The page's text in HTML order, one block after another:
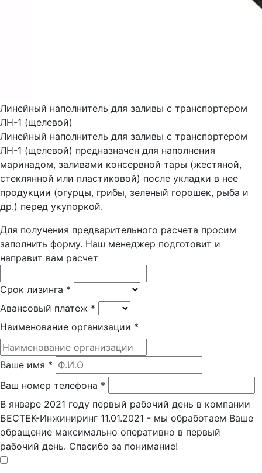
Линейный наполнитель для заливы с транспортером
ЛН-1 (щелевой)
Линейный наполнитель для заливы с транспортером
ЛН-1 (щелевой) предназначен для наполнения
маринадом, заливами консервной тары (жестяной,
стеклянной или пластиковой) после укладки в нее
продукции (огурцы, грибы, зеленый горошек, рыба и
др.) перед укупоркой.
Для получения предварительного расчета просим
заполнить форму. Наш менеджер подготовит и
направит вам расчет
Срок лизинга *
Авансовый платеж *
Наименование организации *
Ваше имя *
Ваш номер телефона *
В январе 2021 году первый рабочий день в компании
БЕСТЕК-Инжиниринг 11.01.2021 - мы обработаем Ваше
обращение максимально оперативно в первый
рабочий день. Спасибо за понимание!